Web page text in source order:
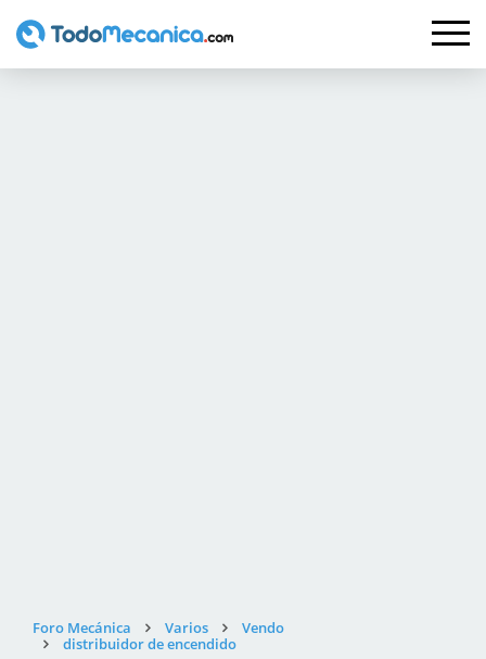
Foro Mecánica Varios
Vendo
distribuidor de encendido